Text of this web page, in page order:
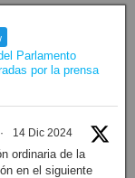
Parlamento
por la prensa
· 14 Dic 2024
ordinaria de la
en el siguiente